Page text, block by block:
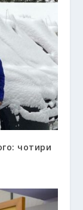
чотири